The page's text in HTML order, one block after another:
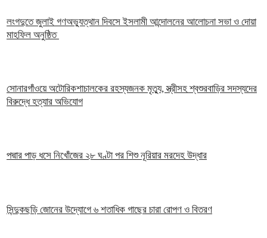
লংগদুতে জুলাই গণঅভ্যুত্থান দিবসে ইসলামী আন্দোলনের আলোচনা সভা ও দোয়া
মাহফিল অনুষ্ঠিত
সোনারগাঁওয়ে অটোরিকশাচালকের রহস্যজনক মৃত্যু, স্ত্রীসহ শ্বশুরবাড়ির সদস্যদের
বিরুদ্ধে হত্যার অভিযোগ
পদ্মার পাড় ধসে নিখোঁজের ২৮ ঘণ্টা পর শিশু নূরিয়ার মরদেহ উদ্ধার
সিন্দুকছড়ি জোনের উদ্যোগে ৬ শতাধিক গাছের চারা রোপণ ও বিতরণ